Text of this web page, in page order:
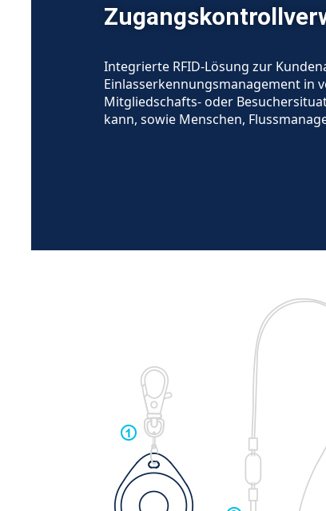
Integrierte RFID-Lösung zur
Einlasserkennungsmanagement in
Mitgliedschafts- oder
kann, sowie Menschen,